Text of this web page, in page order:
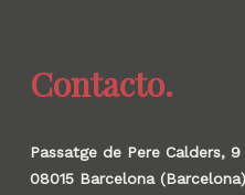
Contacto.
Passatge de Pere Calders, 9
08015 Barcelona (Barcelona)